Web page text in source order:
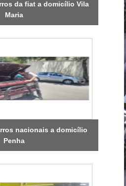
da fiat a domicílio Vila
Maria
nacionais a domicílio
Penha